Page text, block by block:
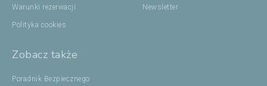
Warunki rezerwacji
Polityka cookies
Newsletter
Zobacz także
Poradnik Bezpiecznego